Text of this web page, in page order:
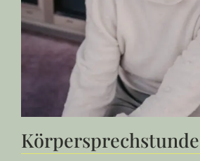
Körpersprechstunde